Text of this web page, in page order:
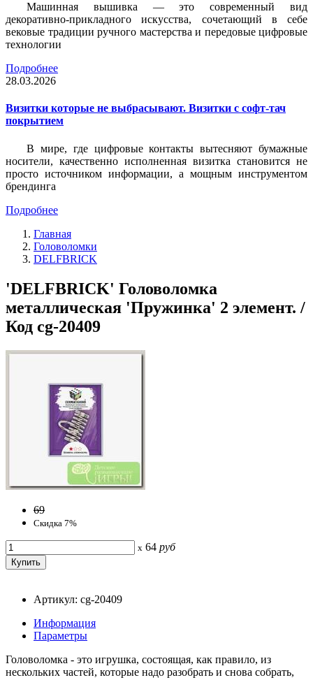
Машинная вышивка — это современный вид
декоративно-прикладного искусства, сочетающий в себе
вековые традиции ручного мастерства и передовые цифровые
технологии
Подробнее
28.03.2026
Визитки которые не выбрасывают. Визитки с софт-тач
покрытием
В мире, где цифровые контакты вытесняют бумажные
носители, качественно исполненная визитка становится не
просто источником информации, а мощным инструментом
брендинга
Подробнее
Главная
Головоломки
DELFBRICK
'DELFBRICK' Головоломка
металлическая 'Пружинка' 2 элемент. /
Код cg-20409
69
Скидка 7%
x 64 руб
Артикул: cg-20409
Информация
Параметры
Головоломка - это игрушка, состоящая, как правило, из
нескольких частей, которые надо разобрать и снова собрать,